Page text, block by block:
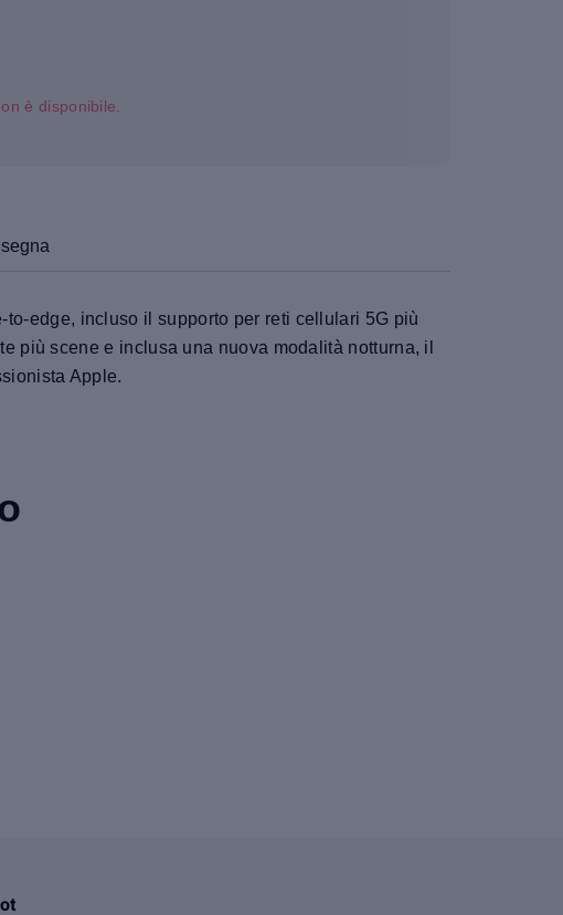
è disponibile.
edge, incluso il supporto per reti cellulari 5G più
più scene e inclusa una nuova modalità notturna, il
Apple.